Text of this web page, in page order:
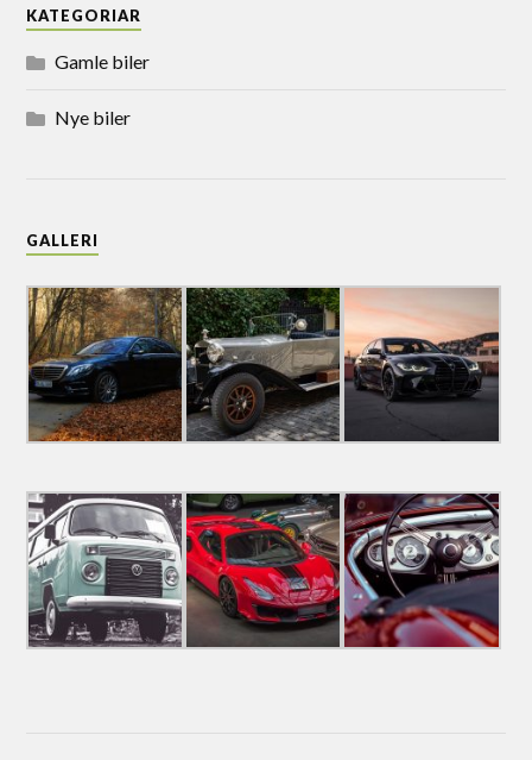
KATEGORIAR
Gamle biler
Nye biler
GALLERI